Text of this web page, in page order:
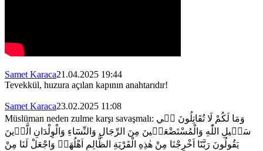
Samet Karaca21.04.2025 19:44
Tevekkül, huzura açılan kapının anahtarıdır!
Samet Karaca23.02.2025 11:08
Müslüman neden zulme karşı savaşmalı: وَمَا لَكُمْ لَا تُقَاتِلُونَ ف۪ي
سَب۪يلِ اللّٰهِ وَالْمُسْتَضْعَف۪ينَ مِنَ الرِّجَالِ وَالنِّسَٓاءِ وَالْوِلْدَانِ الَّذ۪ينَ
يَقُولُونَ رَبَّنَٓا اَخْرِجْنَا مِنْ هٰذِهِ الْقَرْيَةِ الظَّالِمِ اَهْلُهَاۚ وَاجْعَلْ لَنَا مِنْ